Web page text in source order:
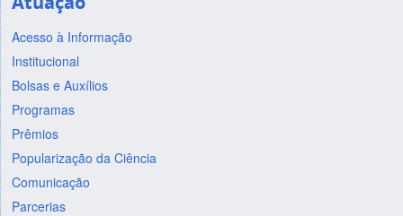
Acesso à Informação
Institucional
Bolsas e Auxílios
Programas
Prêmios
Popularização da Ciência
Comunicação
Parcerias